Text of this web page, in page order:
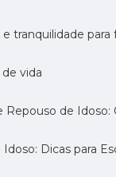
tranquilidade para
vida
Repouso de
Idoso: Dicas para